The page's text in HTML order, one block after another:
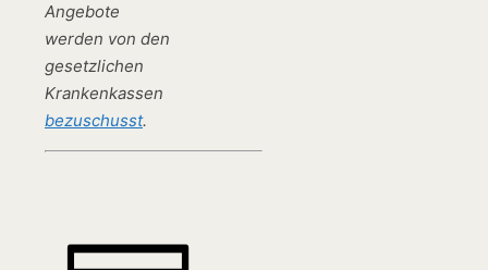
Angebote
werden von den
gesetzlichen
Krankenkassen
bezuschusst.